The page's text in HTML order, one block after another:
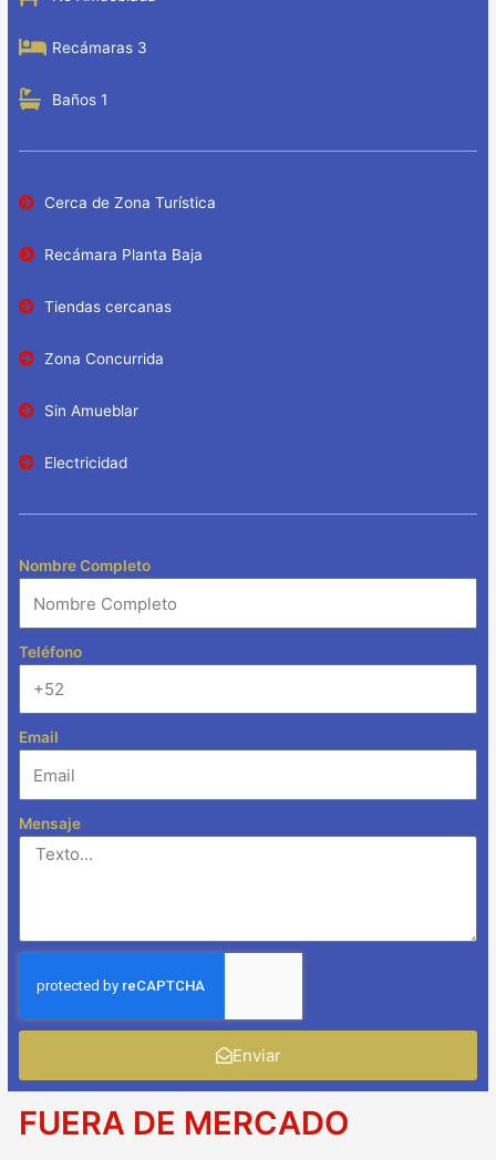
Recámaras 3
Baños 1
Cerca de Zona Turística
Recámara Planta Baja
Tiendas cercanas
Zona Concurrida
Sin Amueblar
Electricidad
Nombre Completo
Teléfono
Email
Mensaje
Enviar
FUERA DE MERCADO